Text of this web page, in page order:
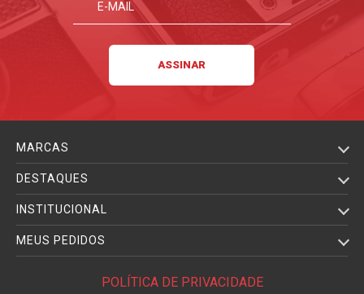
MARCAS
DESTAQUES
INSTITUCIONAL
MEUS PEDIDOS
POLÍTICA DE PRIVACIDADE